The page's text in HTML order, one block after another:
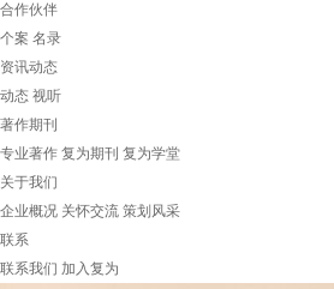
合作伙伴
个案 名录
资讯动态
动态 视听
著作期刊
专业著作 复为期刊 复为学堂
关于我们
企业概况 关怀交流 策划风采
联系
联系我们 加入复为